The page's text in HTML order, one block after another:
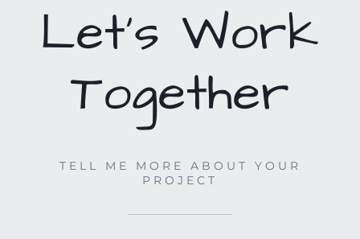
Let’s Work
Together
TELL ME MORE ABOUT YOUR
PROJECT